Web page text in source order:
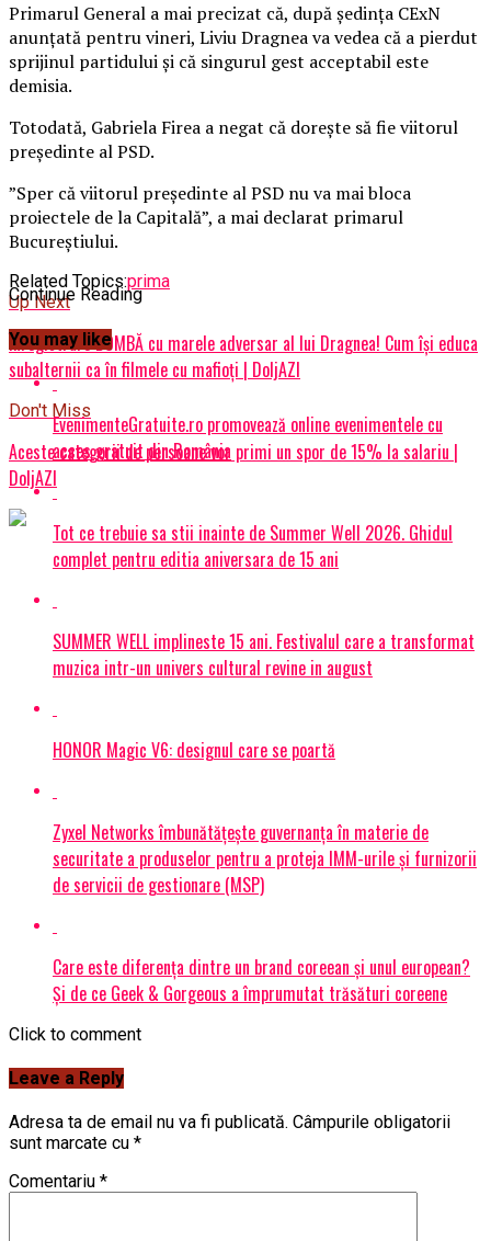
Primarul General a mai precizat că, după şedinţa CExN
anunţată pentru vineri, Liviu Dragnea va vedea că a pierdut
sprijinul partidului şi că singurul gest acceptabil este
demisia.
Totodată, Gabriela Firea a negat că doreşte să fie viitorul
preşedinte al PSD.
”Sper că viitorul preşedinte al PSD nu va mai bloca
proiectele de la Capitală”, a mai declarat primarul
Bucureştiului.
Related Topics:prima
Up Next
Înregistrare BOMBĂ cu marele adversar al lui Dragnea! Cum își educa
subalternii ca în filmele cu mafioți | DoljAZI
Don't Miss
Aceste categorii de persoane vor primi un spor de 15% la salariu |
DoljAZI
Continue Reading
You may like
EvenimenteGratuite.ro promovează online evenimentele cu
acces gratuit din România
Tot ce trebuie sa stii inainte de Summer Well 2026. Ghidul
complet pentru editia aniversara de 15 ani
SUMMER WELL implineste 15 ani. Festivalul care a transformat
muzica intr-un univers cultural revine in august
HONOR Magic V6: designul care se poartă
Zyxel Networks îmbunătățește guvernanța în materie de
securitate a produselor pentru a proteja IMM-urile și furnizorii
de servicii de gestionare (MSP)
Care este diferența dintre un brand coreean și unul european?
Și de ce Geek & Gorgeous a împrumutat trăsături coreene
Click to comment
Leave a Reply
Adresa ta de email nu va fi publicată. Câmpurile obligatorii
sunt marcate cu *
Comentariu *